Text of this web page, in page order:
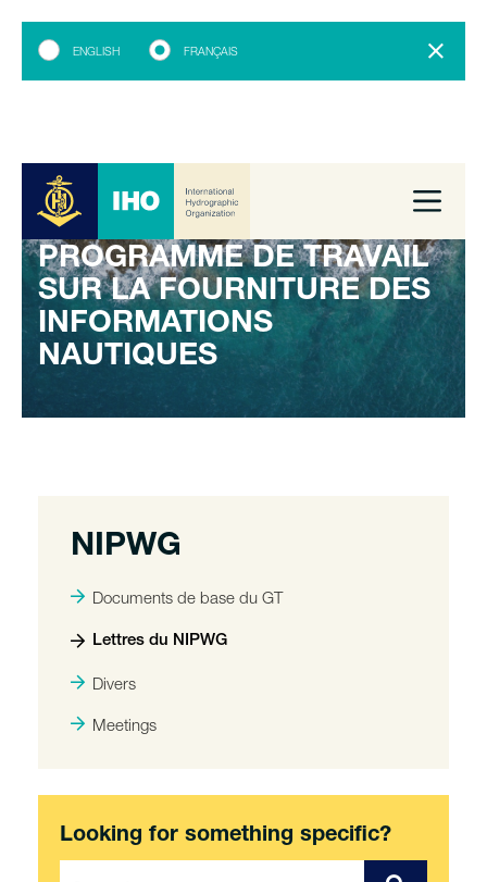
ENGLISH FRANÇAIS
PROGRAMME DE TRAVAIL
SUR LA FOURNITURE DES
INFORMATIONS
NAUTIQUES
NIPWG
Documents de base du GT
Lettres du NIPWG
Divers
Meetings
Looking for something specific?